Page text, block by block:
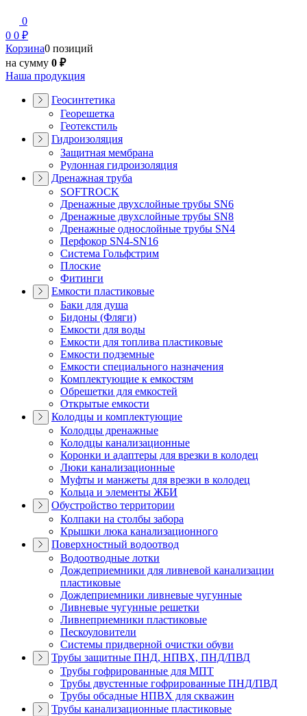
0
0 0 ₽
Корзина0 позиций
на сумму 0 ₽
Наша продукция
Геосинтетика
Георешетка
Геотекстиль
Гидроизоляция
Защитная мембрана
Рулонная гидроизоляция
Дренажная труба
SOFTROCK
Дренажные двухслойные трубы SN6
Дренажные двухслойные трубы SN8
Дренажные однослойные трубы SN4
Перфокор SN4-SN16
Система Гольфстрим
Плоские
Фитинги
Емкости пластиковые
Баки для душа
Бидоны (Фляги)
Емкости для воды
Емкости для топлива пластиковые
Емкости подземные
Емкости специального назначения
Комплектующие к емкостям
Обрешетки для емкостей
Открытые емкости
Колодцы и комплектующие
Колодцы дренажные
Колодцы канализационные
Коронки и адаптеры для врезки в колодец
Люки канализационные
Муфты и манжеты для врезки в колодец
Кольца и элементы ЖБИ
Обустройство территории
Колпаки на столбы забора
Крышки люка канализационного
Поверхностный водоотвод
Водоотводные лотки
Дождеприемники для ливневой канализации
пластиковые
Дождеприемники ливневые чугунные
Ливневые чугунные решетки
Ливнеприемники пластиковые
Пескоуловители
Системы придверной очистки обуви
Трубы защитные ПНД, НПВХ, ПНД/ПВД
Трубы гофрированные для МПТ
Трубы двустенные гофрированные ПНД/ПВД
Трубы обсадные НПВХ для скважин
Трубы канализационные пластиковые